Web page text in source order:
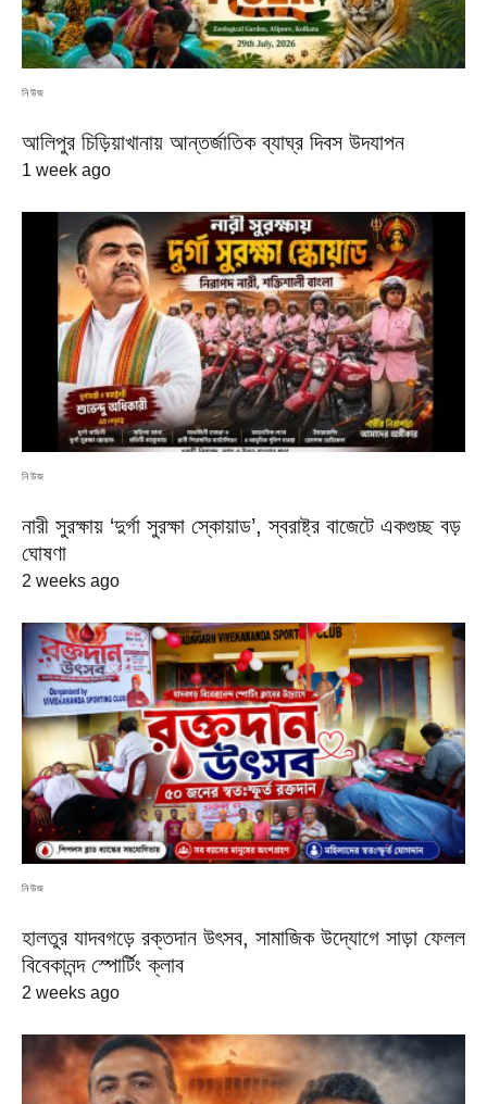
নিউজ
আলিপুর চিড়িয়াখানায় আন্তর্জাতিক ব্যাঘ্র দিবস উদযাপন
1 week ago
নিউজ
নারী সুরক্ষায় ‘দুর্গা সুরক্ষা স্কোয়াড’, স্বরাষ্ট্র বাজেটে একগুচ্ছ বড়
ঘোষণা
2 weeks ago
নিউজ
হালতুর যাদবগড়ে রক্তদান উৎসব, সামাজিক উদ্যোগে সাড়া ফেলল
বিবেকানন্দ স্পোর্টিং ক্লাব
2 weeks ago